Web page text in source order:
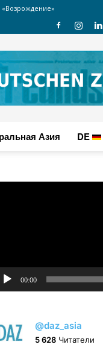
Азия DE
00:00
@daz_asia
5 628 Читатели